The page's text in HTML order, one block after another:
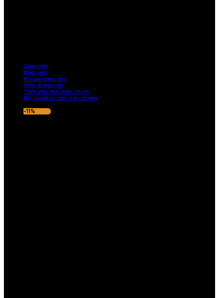
Sáp nến
Bấc nến
Khuôn làm nến
Cốc đựng nến
Tinh dầu làm nến thơm
Bộ dụng cụ làm nến thơm
-11%